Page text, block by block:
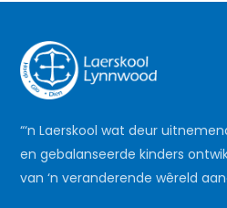
“‘n Laerskool wat deur
en gebalanseerde kinders
van ‘n veranderende wêreld